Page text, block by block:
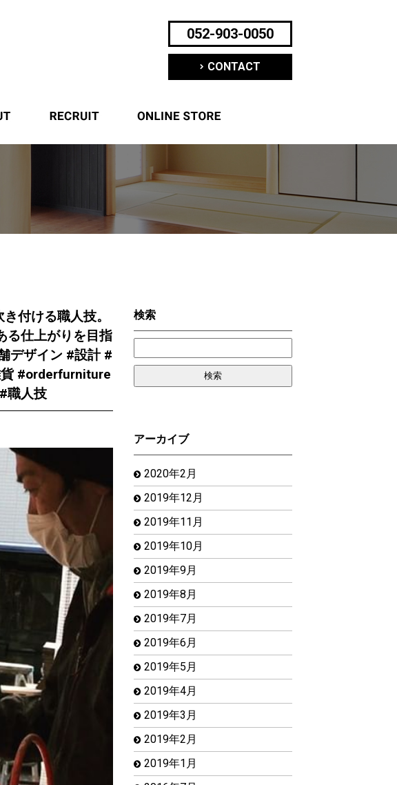
052-903-0050
CONTACT
付ける職人技。
る仕上がりを目指
デザイン #設計 #
貨 #orderfurniture
職人技
検索
アーカイブ
2020年2月
2019年12月
2019年11月
2019年10月
2019年9月
2019年8月
2019年7月
2019年6月
2019年5月
2019年4月
2019年3月
2019年2月
2019年1月